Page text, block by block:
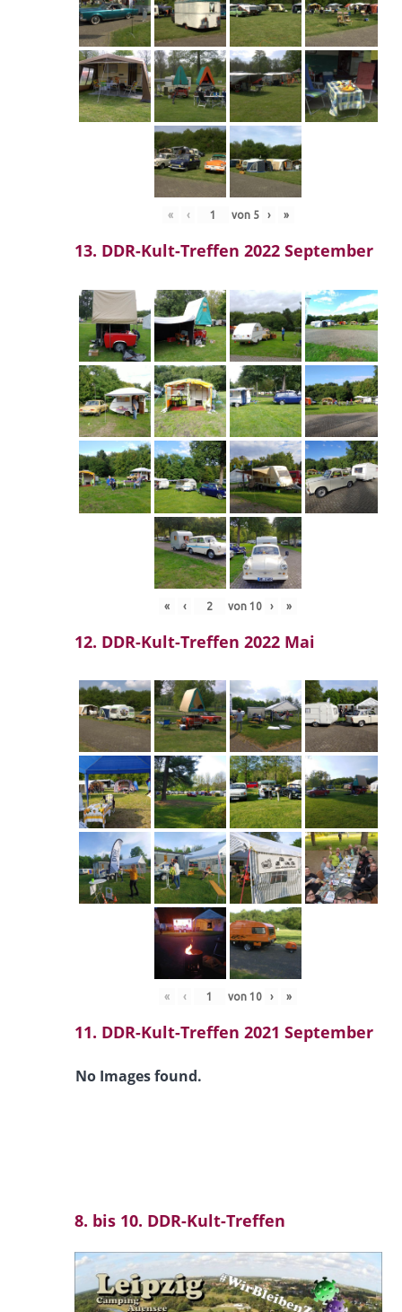
« ‹ von 5 › »
13. DDR-Kult-Treffen 2022 September
« ‹ von 10 › »
12. DDR-Kult-Treffen 2022 Mai
« ‹ von 10 › »
11. DDR-Kult-Treffen 2021 September
No Images found.
8. bis 10. DDR-Kult-Treffen